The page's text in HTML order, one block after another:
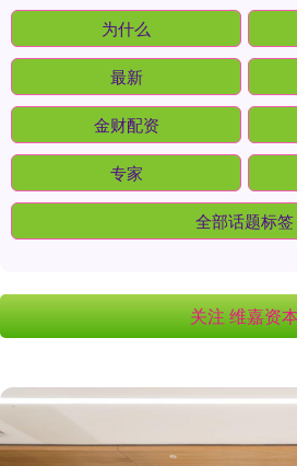
为什么
最新
金财配资
专家
全部话题标签
关注 维嘉资